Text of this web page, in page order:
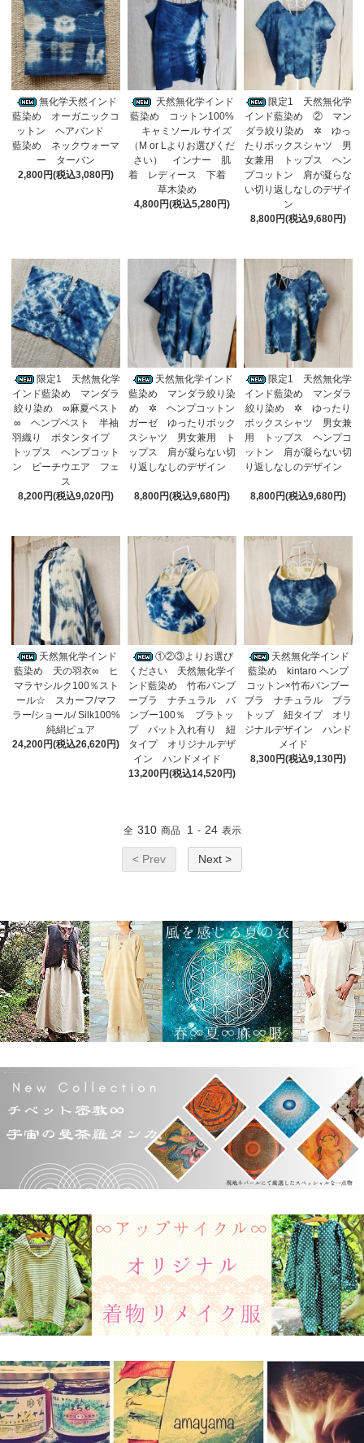
無化学天然インド
藍染め オーガニックコ
ットン ヘアバンド
藍染め ネックウォーマ
ー ターバン
2,800円(税込3,080円)
天然無化学インド
藍染め コットン100%
キャミソール サイズ
（M or Lよりお選びくだ
さい） インナー 肌
着 レディース 下着
草木染め
4,800円(税込5,280円)
限定1 天然無化学
インド藍染め ② マン
ダラ絞り染め ✲ ゆっ
たりボックスシャツ 男
女兼用 トップス ヘン
プコットン 肩が凝らな
い切り返しなしのデザイ
ン
8,800円(税込9,680円)
限定1 天然無化学
インド藍染め マンダラ
絞り染め ∞麻夏ベスト
∞ ヘンプベスト 半袖
羽織り ボタンタイプ
トップス ヘンプコット
ン ビーチウエア フェ
ス
8,200円(税込9,020円)
天然無化学インド
藍染め マンダラ絞り染
め ✲ ヘンプコットン
ガーゼ ゆったりボック
スシャツ 男女兼用 ト
ップス 肩が凝らない切
り返しなしのデザイン
8,800円(税込9,680円)
限定1 天然無化学
インド藍染め マンダラ
絞り染め ✲ ゆったり
ボックスシャツ 男女兼
用 トップス ヘンプコ
ットン 肩が凝らない切
り返しなしのデザイン
8,800円(税込9,680円)
天然無化学インド
藍染め 天の羽衣∞ ヒ
マラヤシルク100％スト
ール☆ スカーフ/マフ
ラー/ショール/ Silk100%
純絹ピュア
24,200円(税込26,620円)
①②③よりお選び
ください 天然無化学イ
ンド藍染め 竹布バンブ
ーブラ ナチュラル バ
ンブー100％ ブラトッ
プ パット入れ有り 紐
タイプ オリジナルデザ
イン ハンドメイド
13,200円(税込14,520円)
天然無化学インド
藍染め kintaro ヘンプ
コットン×竹布バンブー
ブラ ナチュラル ブラ
トップ 紐タイプ オリ
ジナルデザイン ハンド
メイド
8,300円(税込9,130円)
全 310 商品 1 - 24 表示
< Prev Next >